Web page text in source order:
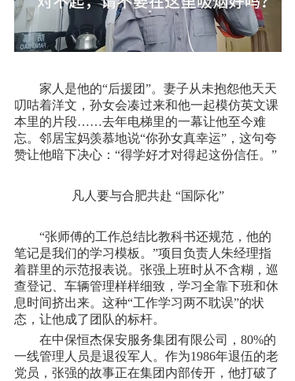
家人是他的“后援团”。妻子从未抱怨他天天
叨咕着洋文，孙女会凑过来和他一起模仿英文课
本里的片段……去年电梯里的一幕让他至今难
忘。邻居宝妈羡慕地说“你孙女真幸运”，这句夸
赞让他暗下决心：“得学好才对得起这份信任。”
凡人要与合肥共赴 “国际化”
“张师傅的工作总结比教科书还规范，他的
笔记是我们的学习模板。”项目负责人朱经理指
着群里的示范报表说。张强上班时从不含糊，巡
查登记、车辆管理样样细致，学习全靠下班和休
息时间挤出来。这种“工作学习两不耽误”的状
态，让他成了团队的标杆。
在中保恒杰保安服务集团有限公司，80%的
一线管理人员是退役军人。作为1986年退伍的老
党员，张强的故事正在集团内部传开，他打破了